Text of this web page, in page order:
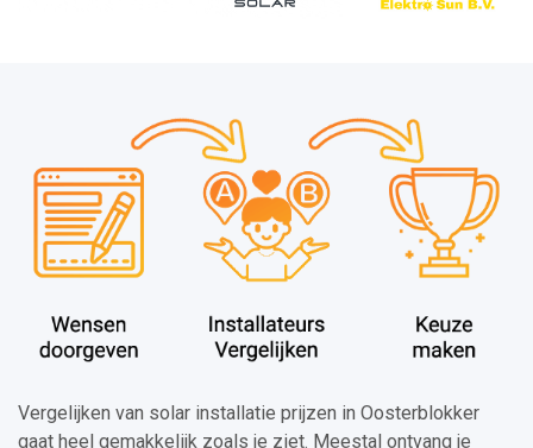
Vergelijken van solar installatie prijzen in Oosterblokker
gaat heel gemakkelijk zoals je ziet. Meestal ontvang je